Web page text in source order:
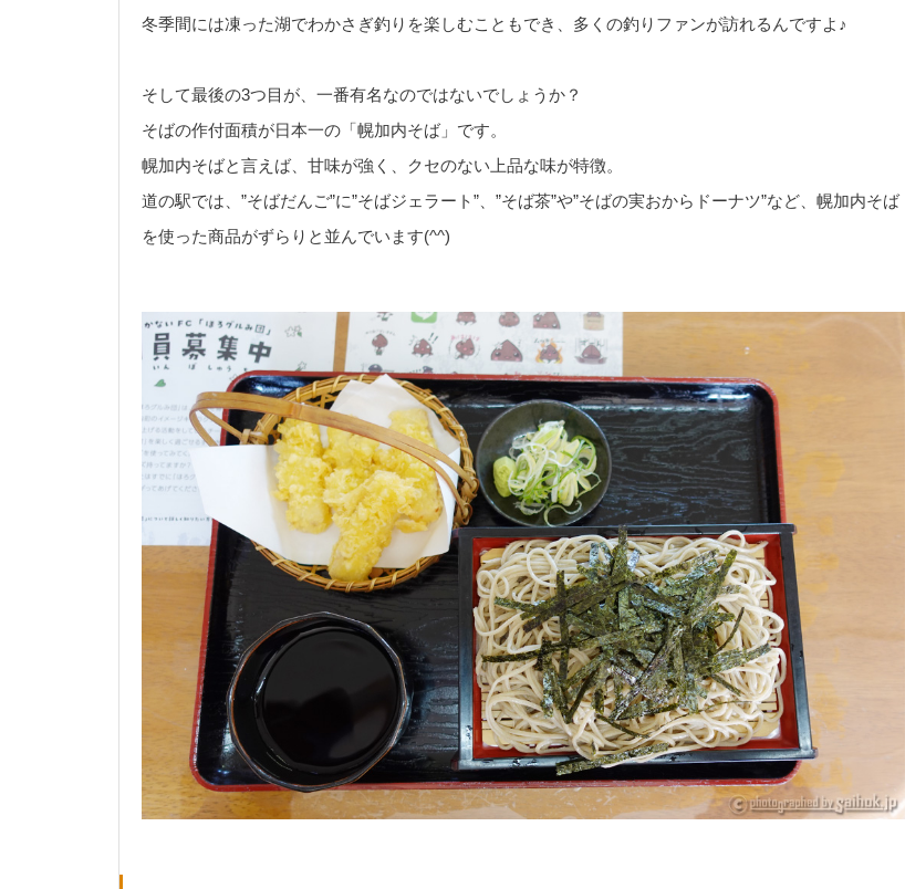
冬季間には凍った湖でわかさぎ釣りを楽しむこともでき、多くの釣りファンが訪れるんですよ♪
そして最後の3つ目が、一番有名なのではないでしょうか？
そばの作付面積が日本一の「幌加内そば」です。
幌加内そばと言えば、甘味が強く、クセのない上品な味が特徴。
道の駅では、”そばだんご”に”そばジェラート”、”そば茶”や”そばの実おからドーナツ”など、幌加内そば
を使った商品がずらりと並んでいます(^^)